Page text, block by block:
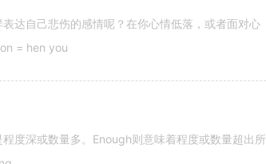
达自己悲伤的感情呢？在你心情低落，或者面对心
= hen you
度深或数量多。Enough则意味着程度或数量超出所